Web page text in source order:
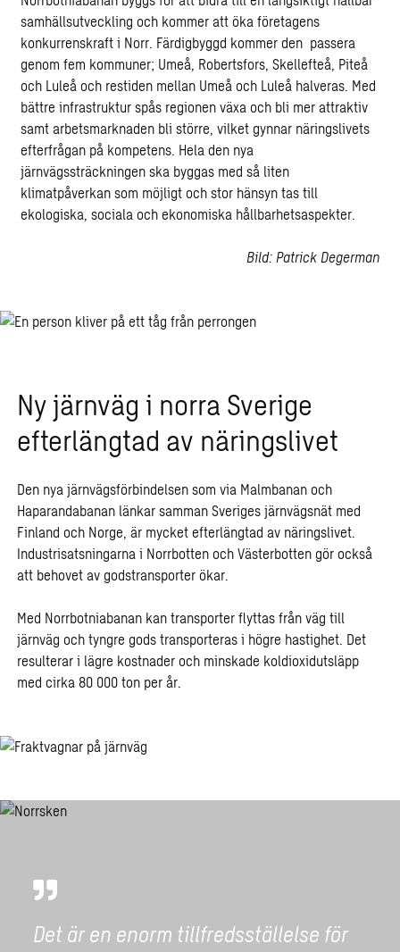
samhällsutveckling och kommer att öka företagens
konkurrenskraft i Norr. Färdigbyggd kommer den passera
genom fem kommuner; Umeå, Robertsfors, Skellefteå, Piteå
och Luleå och restiden mellan Umeå och Luleå halveras. Med
bättre infrastruktur spås regionen växa och bli mer attraktiv
samt arbetsmarknaden bli större, vilket gynnar näringslivets
efterfrågan på kompetens. Hela den nya
järnvägssträckningen ska byggas med så liten
klimatpåverkan som möjligt och stor hänsyn tas till
ekologiska, sociala och ekonomiska hållbarhetsaspekter.
Bild: Patrick Degerman
Ny järnväg i norra Sverige
efterlängtad av näringslivet
Den nya järnvägsförbindelsen som via Malmbanan och
Haparandabanan länkar samman Sveriges järnvägsnät med
Finland och Norge, är mycket efterlängtad av näringslivet.
Industrisatsningarna i Norrbotten och Västerbotten gör också
att behovet av godstransporter ökar.
Med Norrbotniabanan kan transporter flyttas från väg till
järnväg och tyngre gods transporteras i högre hastighet. Det
resulterar i lägre kostnader och minskade koldioxidutsläpp
med cirka 80 000 ton per år.
Det är en enorm tillfredsställelse för